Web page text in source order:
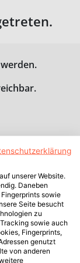
unserer Website.
Daneben
sowie
Seite besucht
zu
sowie auch
Fingerprints,
genutzt
von anderen